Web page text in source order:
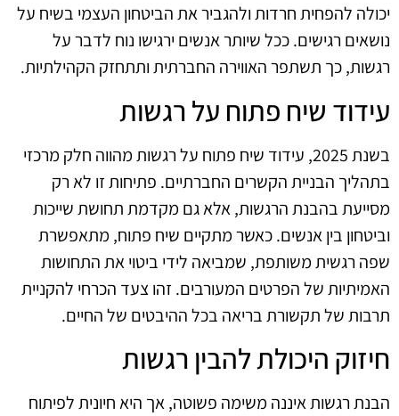
יכולה להפחית חרדות ולהגביר את הביטחון העצמי בשיח על
נושאים רגישים. ככל שיותר אנשים ירגישו נוח לדבר על
רגשות, כך תשתפר האווירה החברתית ותתחזק הקהילתיות.
עידוד שיח פתוח על רגשות
בשנת 2025, עידוד שיח פתוח על רגשות מהווה חלק מרכזי
בתהליך הבניית הקשרים החברתיים. פתיחות זו לא רק
מסייעת בהבנת הרגשות, אלא גם מקדמת תחושת שייכות
וביטחון בין אנשים. כאשר מתקיים שיח פתוח, מתאפשרת
שפה רגשית משותפת, שמביאה לידי ביטוי את התחושות
האמיתיות של הפרטים המעורבים. זהו צעד הכרחי להקניית
תרבות של תקשורת בריאה בכל ההיבטים של החיים.
חיזוק היכולת להבין רגשות
הבנת רגשות איננה משימה פשוטה, אך היא חיונית לפיתוח